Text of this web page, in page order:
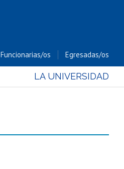
Funcionarias/os Egresadas/os
LA UNIVERSIDAD